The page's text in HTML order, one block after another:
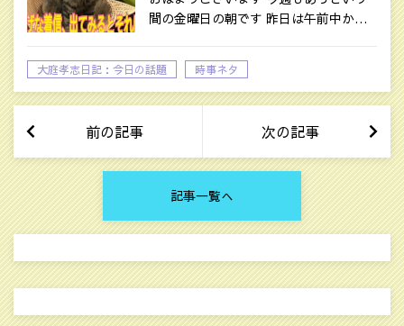
間の金曜日の朝です 昨日は午前中か…
大庭孝志日記：今日の話題 時事ネタ
前の記事 次の記事
記事一覧へ